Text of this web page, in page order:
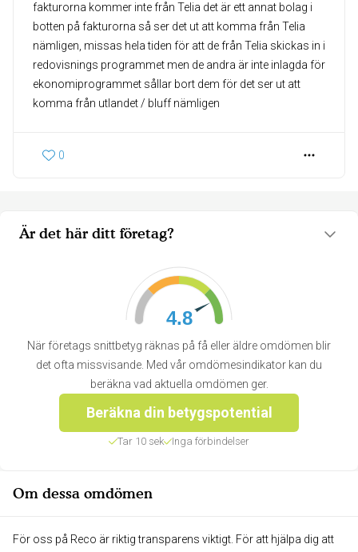
Är det här ditt företag?
4.8
När företags snittbetyg räknas på få eller äldre omdömen blir
det ofta missvisande. Med vår omdömesindikator kan du
beräkna vad aktuella omdömen ger.
Beräkna din betygspotential
Tar 10 sek Inga förbindelser
Om dessa omdömen
För oss på Reco är riktig transparens viktigt. För att hjälpa dig att
fakturorna kommer inte från Telia det är ett annat bolag i
botten på fakturorna så ser det ut att komma från Telia
nämligen, missas hela tiden för att de från Telia skickas in i
redovisnings programmet men de andra är inte inlagda för
ekonomiprogrammet sållar bort dem för det ser ut att
komma från utlandet / bluff nämligen
0